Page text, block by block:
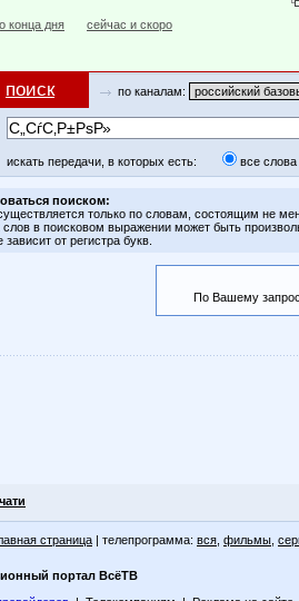
конца дня сейчас и скоро
поиск по каналам:
искать передачи, в которых есть: все
поиском:
только по словам, состоящим не
слов в поисковом выражении может быть
от регистра букв.
По Вашему
страница | телепрограмма: вся фильмы
портал ВсёТВ